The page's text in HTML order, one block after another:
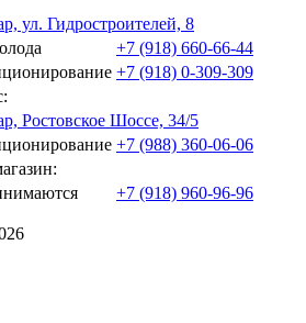
ул. Гидростроителей, 8
+7 (918) 660-66-44
+7 (918) 0-309-309
Ростовское Шоссе, 34/5
+7 (988) 360-06-06
+7 (918) 960-96-96